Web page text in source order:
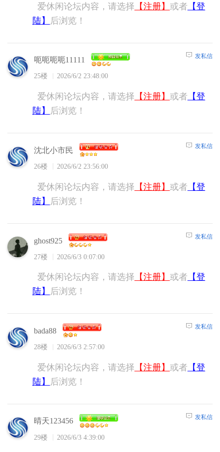
爱休闲论坛内容，请选择 【注册】 或者 【登
陆】
后浏览！
呃呃呃呃11111
25楼 2026/6/2 23:48:00
发私信
爱休闲论坛内容，请选择 【注册】 或者 【登
陆】
后浏览！
沈北小市民
26楼 2026/6/2 23:56:00
发私信
爱休闲论坛内容，请选择 【注册】 或者 【登
陆】
后浏览！
ghost925
27楼 2026/6/3 0:07:00
发私信
爱休闲论坛内容，请选择 【注册】 或者 【登
陆】
后浏览！
bada88
28楼 2026/6/3 2:57:00
发私信
爱休闲论坛内容，请选择 【注册】 或者 【登
陆】
后浏览！
晴天123456
29楼 2026/6/3 4:39:00
发私信